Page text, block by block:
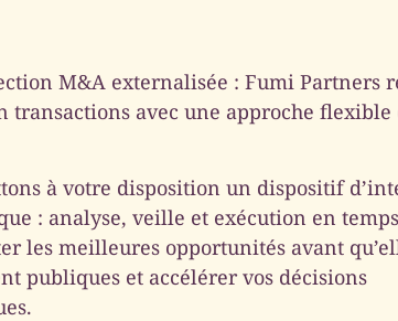
M&A externalisée : Fumi Partners
transactions avec une approche flexible
à votre disposition un dispositif
: analyse, veille et exécution en
les meilleures opportunités avant
publiques et accélérer vos décisions